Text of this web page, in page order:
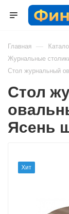
Главная —
Журнальные
Стол журнальный
Стол
Ясень
Хит